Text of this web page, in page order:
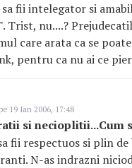
fii intelegator si
Trist, nu....?
care arata ca se
pentru ca nu ai ce
19 Ian 2006, 17:48
si necioplitii...Cum
fii respectuos si plin
N-as indrazni